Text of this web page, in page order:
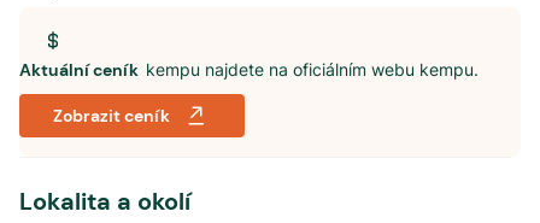
Aktuální ceník kempu najdete na oficiálním webu kempu.
Zobrazit ceník
Lokalita a okolí